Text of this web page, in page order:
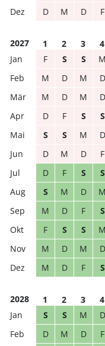
D
M D F
2027 1 2 3 4
F
S S M
M
D M D
M
D M D
D
F S S
S
S M D
D
M D F
D
F S S
S
M D M
M
D F S
F
S S M
M
D M D
M
D F S
2028 1 2 3 4
S
S M D
D
M D F